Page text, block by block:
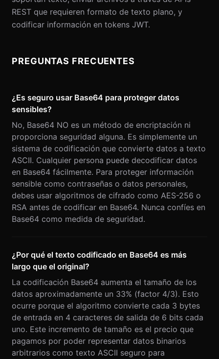
REST que requieren formato de texto plano, y
codificar información en tokens JWT.
PREGUNTAS FRECUENTES
¿Es seguro usar Base64 para proteger datos
sensibles?
No, Base64 NO es un método de encriptación ni
proporciona seguridad alguna. Es simplemente un
sistema de codificación que convierte datos a texto
ASCII. Cualquier persona puede decodificar datos
en Base64 fácilmente. Para proteger información
sensible como contraseñas o datos personales,
debes usar algoritmos de cifrado como AES-256 o
RSA antes de codificar en Base64. Nunca confíes en
Base64 como medida de seguridad.
¿Por qué el texto codificado en Base64 es más
largo que el original?
La codificación Base64 aumenta el tamaño de los
datos aproximadamente un 33% (factor 4/3). Esto
ocurre porque el algoritmo convierte cada 3 bytes
de entrada en 4 caracteres de salida de 6 bits cada
uno. Este incremento de tamaño es el precio que
pagamos por poder representar datos binarios
arbitrarios como texto ASCII seguro para